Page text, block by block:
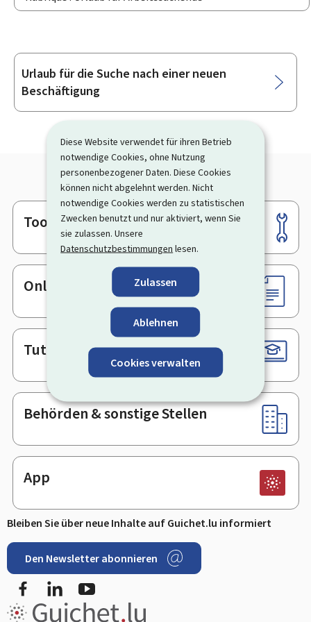
Diese Website verwendet für ihren Betrieb
notwendige Cookies, ohne Nutzung
personenbezogener Daten. Diese Cookies
können nicht abgelehnt werden. Nicht
notwendige Cookies werden zu statistischen
Zwecken benutzt und nur aktiviert, wenn Sie
sie zulassen. Unsere
Datenschutzbestimmungen lesen.
Zulassen
Ablehnen
Cookies verwalten
Unterrubriken
Urlaub für die Suche nach einer neuen
Beschäftigung
Footer
Tools
Online-Dienste & Formulare
Tutorials
Behörden & sonstige Stellen
App
Bleiben Sie über neue Inhalte auf Guichet.lu informiert
Den Newsletter abonnieren
FacebookLinkedIn